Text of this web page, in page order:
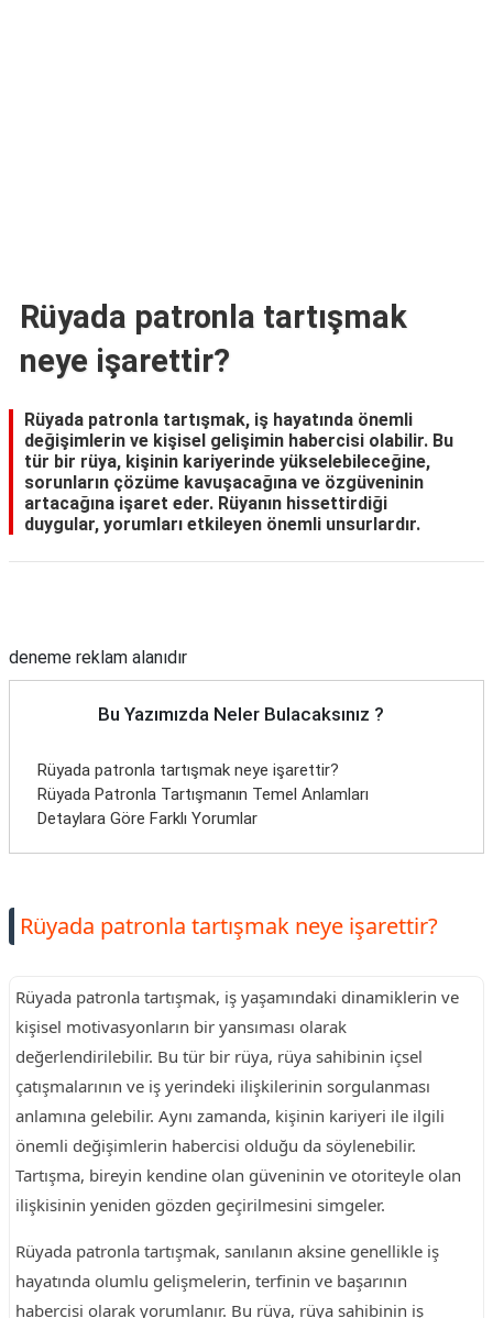
Rüyada patronla tartışmak
neye işarettir?
Rüyada patronla tartışmak, iş hayatında önemli
değişimlerin ve kişisel gelişimin habercisi olabilir. Bu
tür bir rüya, kişinin kariyerinde yükselebileceğine,
sorunların çözüme kavuşacağına ve özgüveninin
artacağına işaret eder. Rüyanın hissettirdiği
duygular, yorumları etkileyen önemli unsurlardır.
deneme reklam alanıdır
Bu Yazımızda Neler Bulacaksınız ?
Rüyada patronla tartışmak neye işarettir?
Rüyada Patronla Tartışmanın Temel Anlamları
Detaylara Göre Farklı Yorumlar
Rüyada patronla tartışmak neye işarettir?
Rüyada patronla tartışmak, iş yaşamındaki dinamiklerin ve
kişisel motivasyonların bir yansıması olarak
değerlendirilebilir. Bu tür bir rüya, rüya sahibinin içsel
çatışmalarının ve iş yerindeki ilişkilerinin sorgulanması
anlamına gelebilir. Aynı zamanda, kişinin kariyeri ile ilgili
önemli değişimlerin habercisi olduğu da söylenebilir.
Tartışma, bireyin kendine olan güveninin ve otoriteyle olan
ilişkisinin yeniden gözden geçirilmesini simgeler.
Rüyada patronla tartışmak, sanılanın aksine genellikle iş
hayatında olumlu gelişmelerin, terfinin ve başarının
habercisi olarak yorumlanır. Bu rüya, rüya sahibinin iş